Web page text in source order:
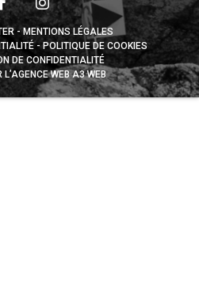
MENTIONS LÉGALES
POLITIQUE DE COOKIES
DE CONFIDENTIALITÉ
L’AGENCE WEB A3 WEB